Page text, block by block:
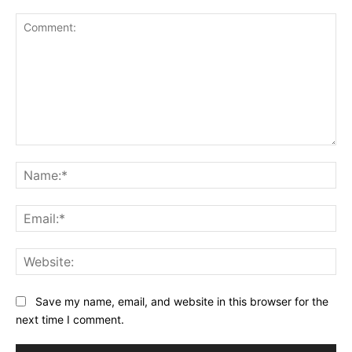
Save my name, email, and website in this browser for the
next time I comment.